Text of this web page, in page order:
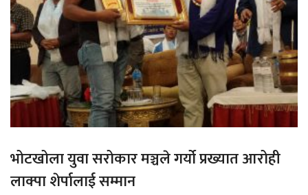
भोटखोला युवा सरोकार मञ्चले गर्यो प्रख्यात आरोही
लाक्पा शेर्पालाई सम्मान